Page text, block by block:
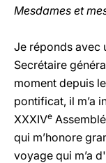
Mesdames et
Je réponds avec
Secrétaire
moment depuis
pontificat, il m’a
XXXIVe
qui m’honore
voyage qui m’a